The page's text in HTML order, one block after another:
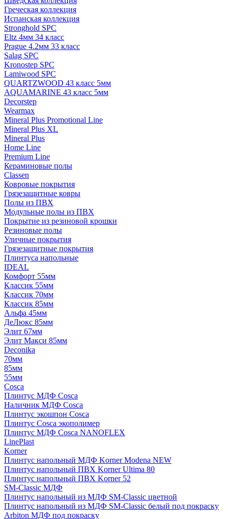
Греческая коллекция
Испанская коллекция
Stronghold SPC
Eltz 4мм 34 класс
Prague 4.2мм 33 класс
Salag SPC
Kronostep SPC
Lamiwood SPC
QUARTZWOOD 43 класс 5мм
AQUAMARINE 43 класс 5мм
Decorstep
Wearmax
Mineral Plus Promotional Line
Mineral Plus XL
Mineral Plus
Home Line
Premium Line
Кераминовые полы
Classen
Ковровые покрытия
Грязезащитные ковры
Полы из ПВХ
Модульные полы из ПВХ
Покрытие из резиновой крошки
Резиновые полы
Уличные покрытия
Грязезащитные покрытия
Плинтуса напольные
IDEAL
Комфорт 55мм
Классик 55мм
Классик 70мм
Классик 85мм
Альфа 45мм
ДеЛюкс 85мм
Элит 67мм
Элит Макси 85мм
Deconika
70мм
85мм
55мм
Cosca
Плинтус МДФ Cosca
Наличник МДФ Cosca
Плинтус экошпон Cosca
Плинтус Cosca экополимер
Плинтус МДФ Cosca NANOFLEX
LinePlast
Korner
Плинтус напольный МДФ Korner Modena NEW
Плинтус напольный ПВХ Korner Ultima 80
Плинтус напольный ПВХ Korner 52
SM-Classic МДФ
Плинтус напольный из МДФ SM-Classic цветной
Плинтус напольный из МДФ SM-Classic белый под покраску
Arbiton МДФ под покраску